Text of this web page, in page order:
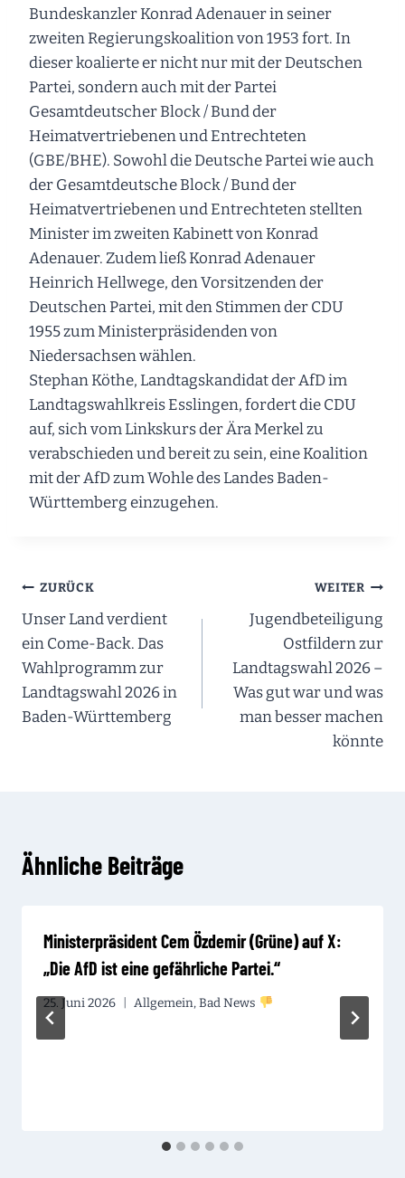
Bundeskanzler Konrad Adenauer in seiner
zweiten Regierungskoalition von 1953 fort. In
dieser koalierte er nicht nur mit der Deutschen
Partei, sondern auch mit der Partei
Gesamtdeutscher Block / Bund der
Heimatvertriebenen und Entrechteten
(GBE/BHE). Sowohl die Deutsche Partei wie auch
der Gesamtdeutsche Block / Bund der
Heimatvertriebenen und Entrechteten stellten
Minister im zweiten Kabinett von Konrad
Adenauer. Zudem ließ Konrad Adenauer
Heinrich Hellwege, den Vorsitzenden der
Deutschen Partei, mit den Stimmen der CDU
1955 zum Ministerpräsidenden von
Niedersachsen wählen.
Stephan Köthe, Landtagskandidat der AfD im
Landtagswahlkreis Esslingen, fordert die CDU
auf, sich vom Linkskurs der Ära Merkel zu
verabschieden und bereit zu sein, eine Koalition
mit der AfD zum Wohle des Landes Baden-
Württemberg einzugehen.
Beitragsnavigation
ZURÜCK
Unser Land verdient
ein Come-Back. Das
Wahlprogramm zur
Landtagswahl 2026 in
Baden-Württemberg
WEITER
Jugendbeteiligung
Ostfildern zur
Landtagswahl 2026 –
Was gut war und was
man besser machen
könnte
Ähnliche Beiträge
Ministerpräsident Cem Özdemir (Grüne) auf X:
„Die AfD ist eine gefährliche Partei.“
25. Juni 2026 Allgemein,Bad News